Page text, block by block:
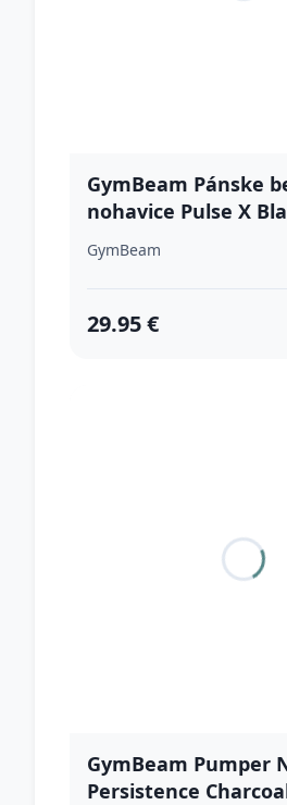
GymBeam Pánske
nohavice Pulse X
GymBeam
29.95 €
GymBeam Pumper
Persistence